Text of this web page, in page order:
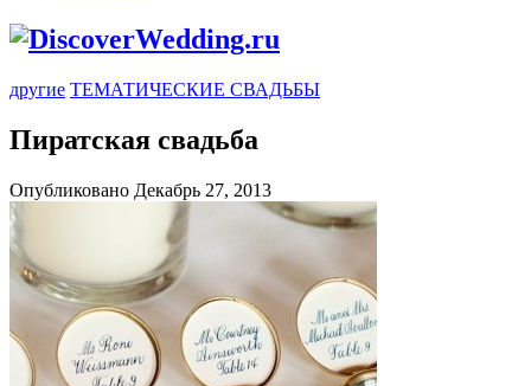
другие ТЕМАТИЧЕСКИЕ СВАДЬБЫ
Пиратская свадьба
Опубликовано Декабрь 27, 2013